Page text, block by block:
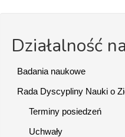
Działalność
Badania naukowe
Rada Dyscypliny Nauki o
Terminy posiedzeń
Uchwały